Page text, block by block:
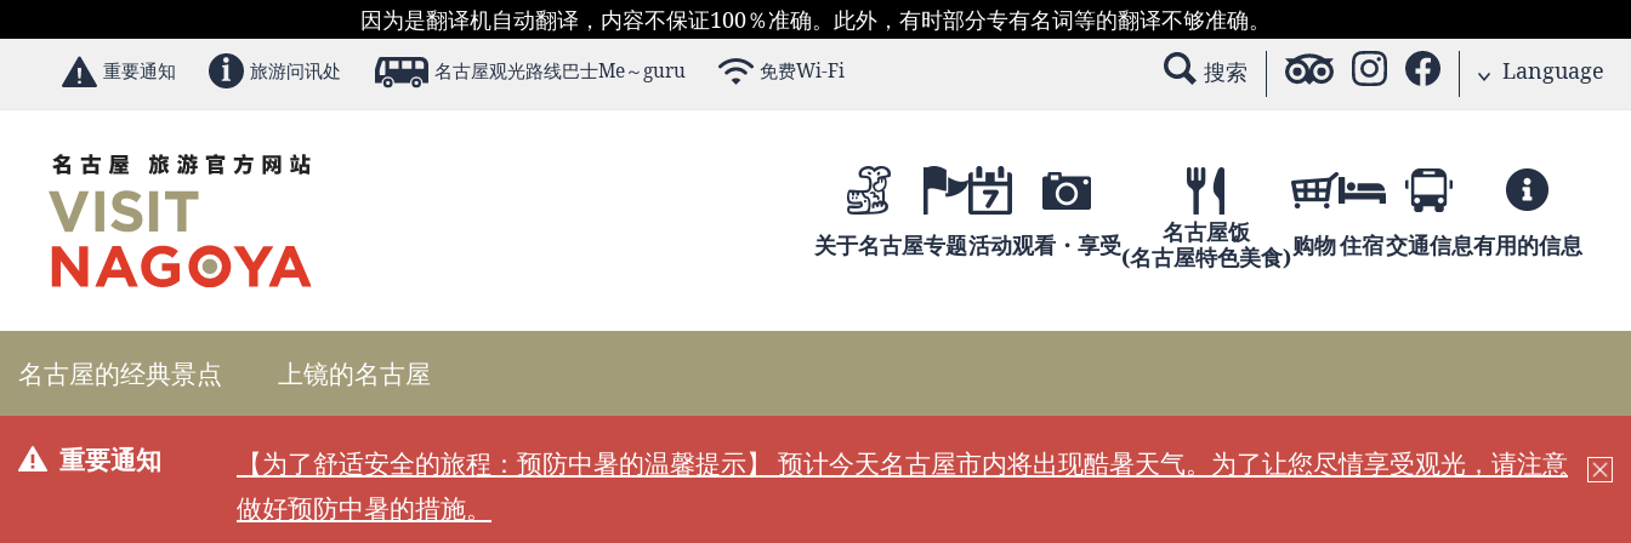
因为是翻译机自动翻译，内容不保证100％准确。此外，有时部分专有名词等的翻译不够准确。
重要通知 旅游问讯处 名古屋观光路线巴士Me～guru 免费Wi-Fi 搜索 Language
关于名古屋专题活动观看・享受
名古屋饭
(名古屋特色美食)购物住宿交通信息有用的信息
名古屋的经典景点 上镜的名古屋
重要通知
【为了舒适安全的旅程：预防中暑的温馨提示】 预计今天名古屋市内将出现酷暑天气。为了让您尽情享受观光，请注意
做好预防中暑的措施。